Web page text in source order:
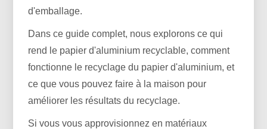
d'emballage.
Dans ce guide complet, nous explorons ce qui
rend le papier d'aluminium recyclable, comment
fonctionne le recyclage du papier d'aluminium, et
ce que vous pouvez faire à la maison pour
améliorer les résultats du recyclage.
Si vous vous approvisionnez en matériaux